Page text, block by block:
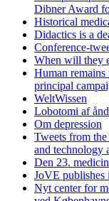
Dibner Award
Historical
Didactics is a
Conference-
When will they
Human
principal
WeltWissen
Lobotomi af
Om depression
Tweets from
and technology
Den 23.
JoVE publishes
Nyt center for